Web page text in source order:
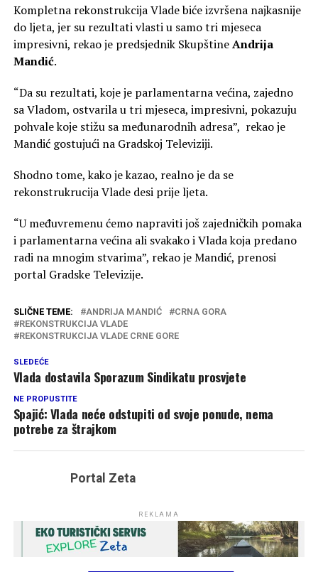
Kompletna rekonstrukcija Vlade biće izvršena najkasnije
do ljeta, jer su rezultati vlasti u samo tri mjeseca
impresivni, rekao je predsjednik SkupštineAndrija
Mandić.
“Da su rezultati, koje je parlamentarna većina, zajedno
sa Vladom, ostvarila u tri mjeseca, impresivni, pokazuju
pohvale koje stižu sa međunarodnih adresa”, rekao je
Mandić gostujući na Gradskoj Televiziji.
Shodno tome, kako je kazao, realno je da se
rekonstrukrucija Vlade desi prije ljeta.
“U međuvremenu ćemo napraviti još zajedničkih pomaka
i parlamentarna većina ali svakako i Vlada koja predano
radi na mnogim stvarima”, rekao je Mandić, prenosi
portal Gradske Televizije.
SLIČNE TEME: ANDRIJA MANDIĆ
CRNA GORA
REKONSTRUKCIJA VLADE
REKONSTRUKCIJA VLADE CRNE GORE
SLEDEĆE
Vlada dostavila Sporazum Sindikatu prosvjete
NE PROPUSTITE
Spajić: Vlada neće odstupiti od svoje ponude, nema
potrebe za štrajkom
Portal Zeta
REKLAMA